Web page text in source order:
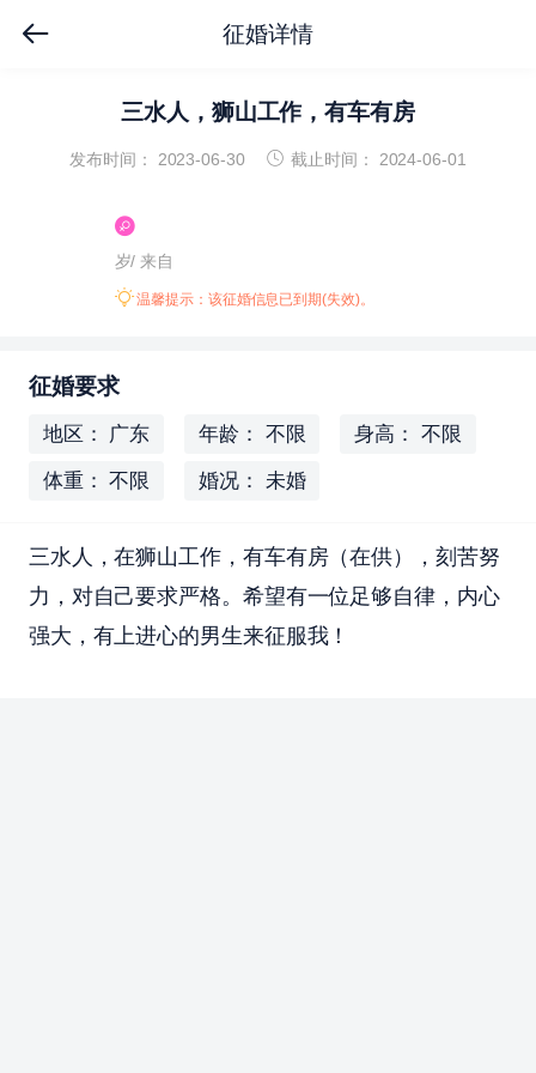
征婚详情
三水人，狮山工作，有车有房
发布时间： 2023-06-30 截止时间： 2024-06-01
岁/ 来自
温馨提示：该征婚信息已到期(失效)。
征婚要求
地区： 广东 年龄： 不限 身高： 不限
体重： 不限 婚况： 未婚
三水人，在狮山工作，有车有房（在供），刻苦努
力，对自己要求严格。希望有一位足够自律，内心
强大，有上进心的男生来征服我！